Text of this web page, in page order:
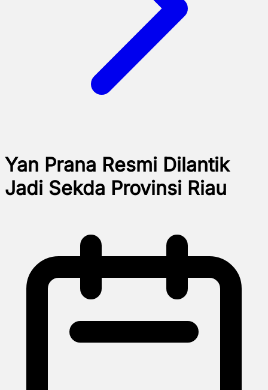
Yan Prana Resmi Dilantik
Jadi Sekda Provinsi Riau